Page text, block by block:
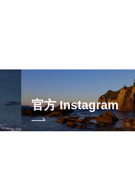
官方 Instagram